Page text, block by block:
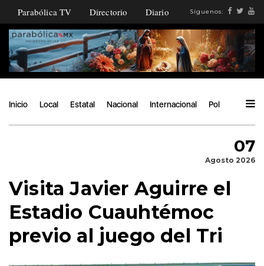
Parabólica TV Directorio Diario Síguenos:
Inicio Local Estatal Nacional Internacional Política
07
Agosto 2026
Visita Javier Aguirre el
Estadio Cuauhtémoc
previo al juego del Tri